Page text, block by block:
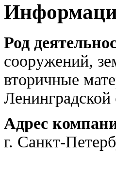
Род
сооружений,
вторичные
Ленинградской
Адрес
г. Санкт-